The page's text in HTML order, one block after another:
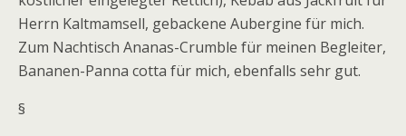
Herrn Kaltmamsell, gebackene Aubergine für mich.
Zum Nachtisch Ananas-Crumble für meinen Begleiter,
Bananen-Panna cotta für mich, ebenfalls sehr gut.
§